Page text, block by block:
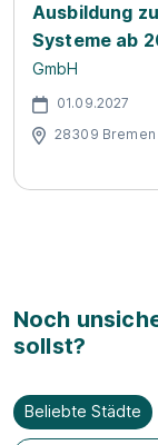
Ausbildung
Systeme ab
GmbH
01.09.2027
28309 Bremen
Noch
sollst?
Beliebte Städte